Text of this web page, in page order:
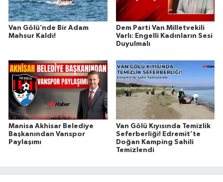
Van Gölü’nde Bir Adam
Mahsur Kaldı!
Dem Parti Van Milletvekili
Varlı: Engelli Kadınların Sesi
Duyulmalı
Manisa Akhisar Belediye
Başkanından Vanspor
Paylaşımı
Van Gölü Kıyısında Temizlik
Seferberliği! Edremit’te
Doğan Kamping Sahili
Temizlendi